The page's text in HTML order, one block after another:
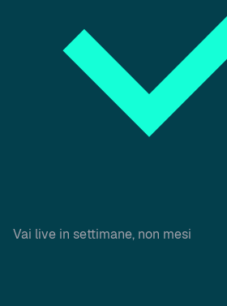
Vai live in settimane, non mesi